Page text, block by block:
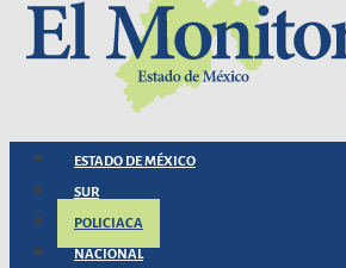
ESTADO DE MÉXICO
SUR
POLICIACA
NACIONAL